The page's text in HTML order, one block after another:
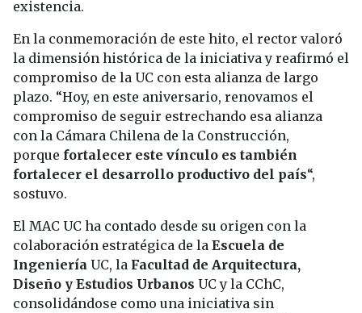
existencia.
En la conmemoración de este hito, el rector valoró
la dimensión histórica de la iniciativa y reafirmó el
compromiso de la UC con esta alianza de largo
plazo. “Hoy, en este aniversario, renovamos el
compromiso de seguir estrechando esa alianza
con la Cámara Chilena de la Construcción,
porque fortalecer este vínculo es también
fortalecer el desarrollo productivo del país“,
sostuvo.
El MAC UC ha contado desde su origen con la
colaboración estratégica de la Escuela de
Ingeniería UC, la Facultad de Arquitectura,
Diseño y Estudios Urbanos UC y la CChC,
consolidándose como una iniciativa sin